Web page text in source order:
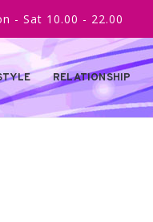
- Sat 10.00 - 22.00
RELATIONSHIP